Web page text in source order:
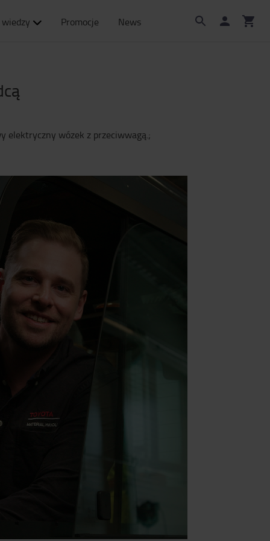
Promocje News
elektryczny wózek z przeciwwagą.;